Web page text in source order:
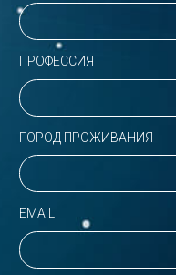
ПРОФЕССИЯ
ГОРОД ПРОЖИВАНИЯ
EMAIL